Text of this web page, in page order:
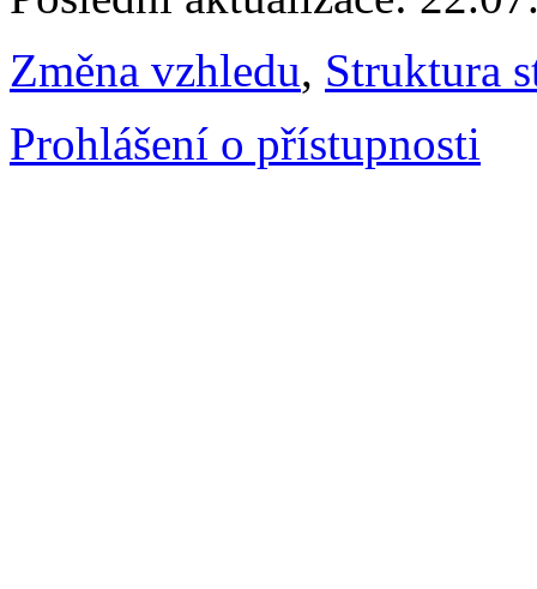
Změna vzhledu, Struktura
Prohlášení o přístupnosti